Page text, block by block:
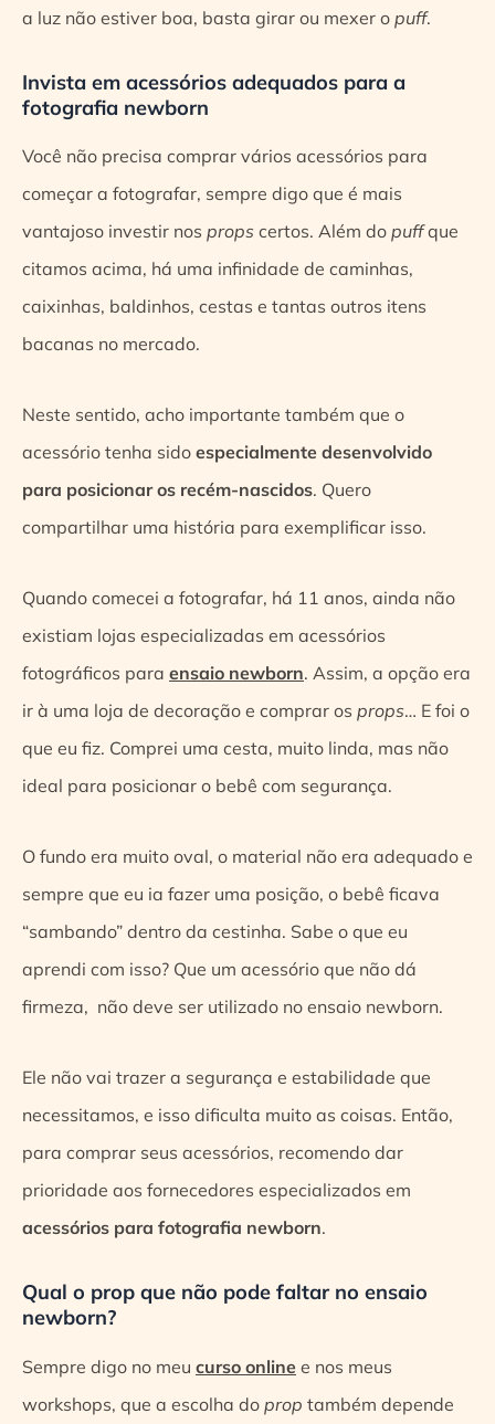
a luz não estiver boa, basta girar ou mexer o puff.
Invista em acessórios adequados para a
fotografia newborn
Você não precisa comprar vários acessórios para
começar a fotografar, sempre digo que é mais
vantajoso investir nos props certos. Além do puffque
citamos acima, há uma infinidade de caminhas,
caixinhas, baldinhos, cestas e tantas outros itens
bacanas no mercado.
Neste sentido, acho importante também que o
acessório tenha sido especialmente desenvolvido
para posicionar os recém-nascidos. Quero
compartilhar uma história para exemplificar isso.
Quando comecei a fotografar, há 11 anos, ainda não
existiam lojas especializadas em acessórios
fotográficos para ensaio newborn. Assim, a opção era
ir à uma loja de decoração e comprar os props… E foi o
que eu fiz. Comprei uma cesta, muito linda, mas não
ideal para posicionar o bebê com segurança.
O fundo era muito oval, o material não era adequado e
sempre que eu ia fazer uma posição, o bebê ficava
“sambando” dentro da cestinha. Sabe o que eu
aprendi com isso? Que um acessório que não dá
firmeza, não deve ser utilizado no ensaio newborn.
Ele não vai trazer a segurança e estabilidade que
necessitamos, e isso dificulta muito as coisas. Então,
para comprar seus acessórios, recomendo dar
prioridade aos fornecedores especializados em
acessórios para fotografia newborn.
Qual o prop que não pode faltar no ensaio
newborn?
Sempre digo no meu curso online e nos meus
workshops, que a escolha do prop também depende